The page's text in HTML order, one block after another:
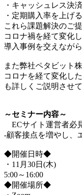
・キャッシュレス決
・定期購入率を上げ
これら課題解決のご
コロナ禍を経て変化
導入事例を交えなが
また弊社ペタビット
コロナを経て変化し
も詳しくご説明させ
～セミナー内容～
ECサイト運営者必
-顧客接点を増やし、
◆開催日時◆
・11月30日(木)
5:00～16:00
◆開催場所◆